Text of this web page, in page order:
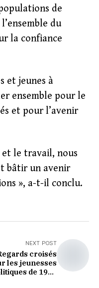
de
du
la confiance
et jeunes à
ensemble pour le
et pour l’avenir
et le travail, nous
bâtir un avenir
», a-t-il conclu.
NEXT POST
croisés
les jeunesses
de 1990